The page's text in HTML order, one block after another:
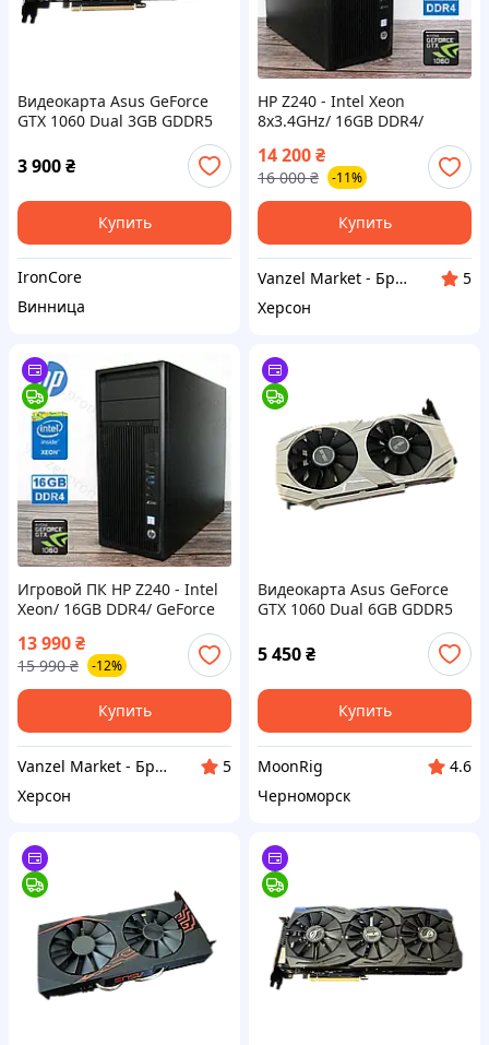
Видеокарта Asus GeForce
GTX 1060 Dual 3GB GDDR5
3 900₴
Купить
IronCore
Винница
HP Z240 - Intel Xeon
8x3.4GHz/ 16GB DDR4/
GeForce GTX1060 3GB DDR5/
256GB+1000GB Системный
блок, Игровой ПК GTA5
14 200₴
16 000 ₴ -11%
Купить
Vanzel Market - Брендові комп'ютери з Європи
5
Херсон
Игровой ПК HP Z240 - Intel
Xeon/ 16GB DDR4/ GeForce
256GB+1000GB Системный
блок GTA5
13 990₴
15 990 ₴ -12%
Купить
Vanzel Market - Брендові комп'ютери з Європи
5
Херсон
Видеокарта Asus GeForce
GTX 1060 Dual 6GB GDDR5
5 450₴
Купить
MoonRig
4.6
Черноморск